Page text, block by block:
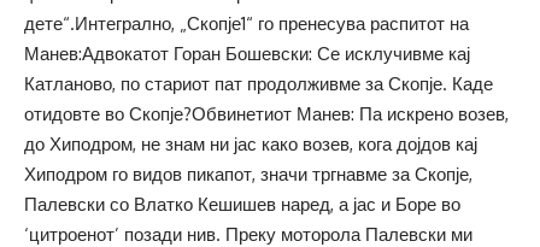
дете“.Интегрално, „Скопје1“ го пренесува распитот на
Манев:Адвокатот Горан Бошевски: Се исклучивме кај
Катланово, по стариот пат продолживме за Скопје. Каде
отидовте во Скопје?Обвинетиот Манев: Па искрено возев,
до Хиподром, не знам ни јас како возев, кога дојдов кај
Хиподром го видов пикапот, значи тргнавме за Скопје,
Палевски со Влатко Кешишев наред, а јас и Боре во
‘цитроенот’ позади нив. Преку моторола Палевски ми